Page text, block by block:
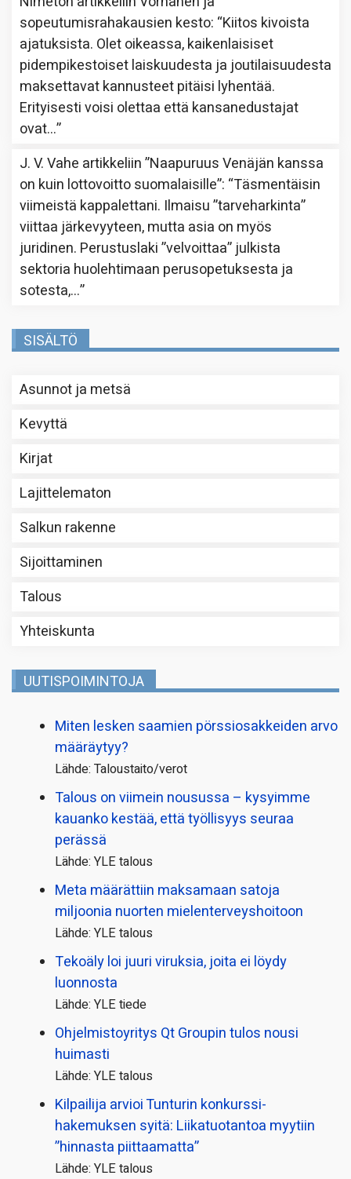
sopeutumisrahakausien kesto: “Kiitos kivoista
ajatuksista. Olet oikeassa, kaikenlaisiset
pidempikestoiset laiskuudesta ja joutilaisuudesta
maksettavat kannusteet pitäisi lyhentää.
Erityisesti voisi olettaa että kansanedustajat
ovat…”
J. V. Vahe artikkeliin”Naapuruus Venäjän kanssa
on kuin lottovoitto suomalaisille”: “Täsmentäisin
viimeistä kappalettani. Ilmaisu ”tarveharkinta”
viittaa järkevyyteen, mutta asia on myös
juridinen. Perustuslaki ”velvoittaa” julkista
sektoria huolehtimaan perusopetuksesta ja
sotesta,…”
SISÄLTÖ
Asunnot ja metsä
Kevyttä
Kirjat
Lajittelematon
Salkun rakenne
Sijoittaminen
Talous
Yhteiskunta
UUTISPOIMINTOJA
Miten lesken saamien pörssi­osakkeiden arvo
määräytyy?
Lähde: Taloustaito/verot
Talous on viimein nousussa – kysyimme
kauanko kestää, että työllisyys seuraa
perässä
Lähde: YLE talous
Meta määrättiin maksamaan satoja
miljoonia nuorten mielenterveyshoitoon
Lähde: YLE talous
Tekoäly loi juuri viruksia, joita ei löydy
luonnosta
Lähde: YLE tiede
Ohjelmistoyritys Qt Groupin tulos nousi
huimasti
Lähde: YLE talous
Kilpailija arvioi Tunturin konkurssi­
hakemuksen syitä: Liikatuotantoa myytiin
”hinnasta piittaamatta”
Lähde: YLE talous